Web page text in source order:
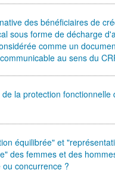
des bénéficiaires de
sous forme de décharge
comme un
au sens du
la protection fonctionnelle
équilibrée" et
des femmes et des
concurrence ?